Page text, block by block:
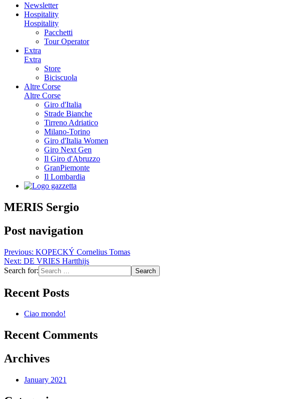
Newsletter
Hospitality
Hospitality
Pacchetti
Tour Operator
Extra
Extra
Store
Biciscuola
Altre Corse
Altre Corse
Giro d'Italia
Strade Bianche
Tirreno Adriatico
Milano-Torino
Giro d'Italia Women
Giro Next Gen
Il Giro d'Abruzzo
GranPiemonte
Il Lombardia
MERIS Sergio
Post navigation
Previous: KOPECKÝ Cornelius Tomas
Next: DE VRIES Hartthijs
Search for:
Recent Posts
Ciao mondo!
Recent Comments
Archives
January 2021